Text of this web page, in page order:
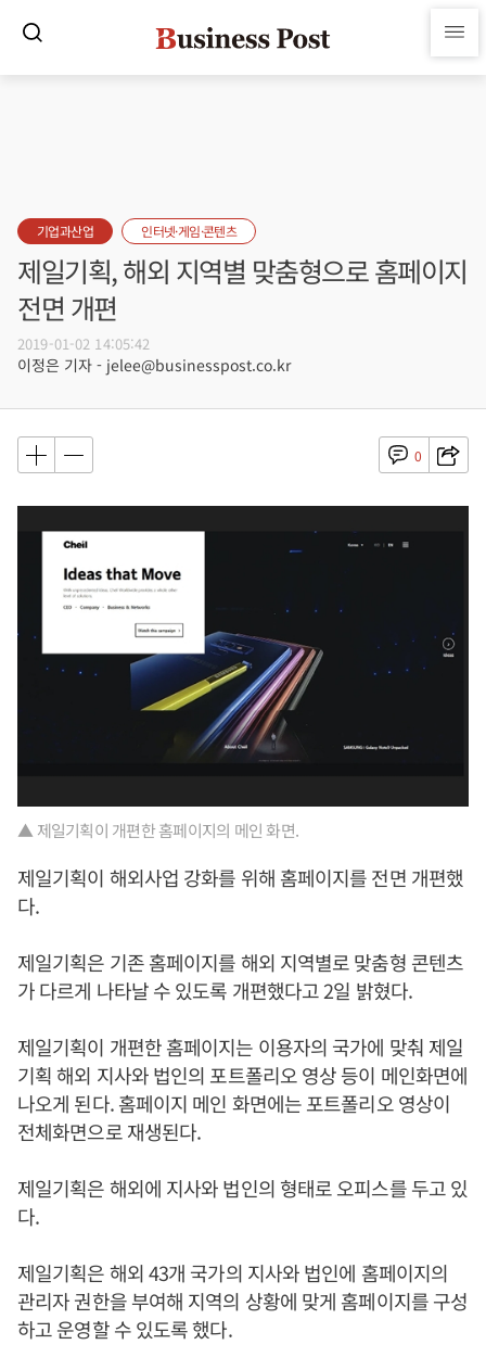
기업과산업 인터넷·게임·콘텐츠
제일기획, 해외 지역별 맞춤형으로 홈페이지
전면 개편
2019-01-02 14:05:42
이정은 기자 - jelee@businesspost.co.kr
0
▲ 제일기획이 개편한 홈페이지의 메인 화면.
제일기획이 해외사업 강화를 위해 홈페이지를 전면 개편했
다.
제일기획은 기존 홈페이지를 해외 지역별로 맞춤형 콘텐츠
가 다르게 나타날 수 있도록 개편했다고 2일 밝혔다.
제일기획이 개편한 홈페이지는 이용자의 국가에 맞춰 제일
기획 해외 지사와 법인의 포트폴리오 영상 등이 메인화면에
나오게 된다. 홈페이지 메인 화면에는 포트폴리오 영상이
전체화면으로 재생된다.
제일기획은 해외에 지사와 법인의 형태로 오피스를 두고 있
다.
제일기획은 해외 43개 국가의 지사와 법인에 홈페이지의
관리자 권한을 부여해 지역의 상황에 맞게 홈페이지를 구성
하고 운영할 수 있도록 했다.